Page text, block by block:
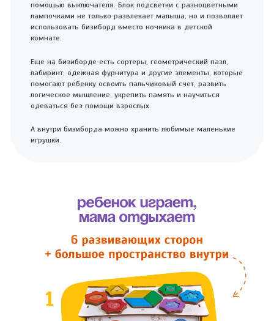
помощью выключателя. Блок подсветки с разноцветными
лампочками не только развлекает малыша, но и позволяет
использовать бизиборд вместо ночника в детской
комнате.
Еще на бизиборде есть сортеры, геометрический пазл,
лабиринт, одежная фурнитура и другие элементы, которые
помогают ребенку освоить пальчиковый счет, развить
логическое мышление, укрепить память и научиться
одеваться без помощи взрослых.
А внутри бизиборда можно хранить любимые маленькие
игрушки.